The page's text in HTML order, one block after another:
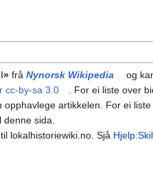
» frå Nynorsk Wikipedia
og
cc-by-sa 3.0
. For ei liste over
artikkelen. For ei
sida.
lokalhistoriewiki.no. Sjå